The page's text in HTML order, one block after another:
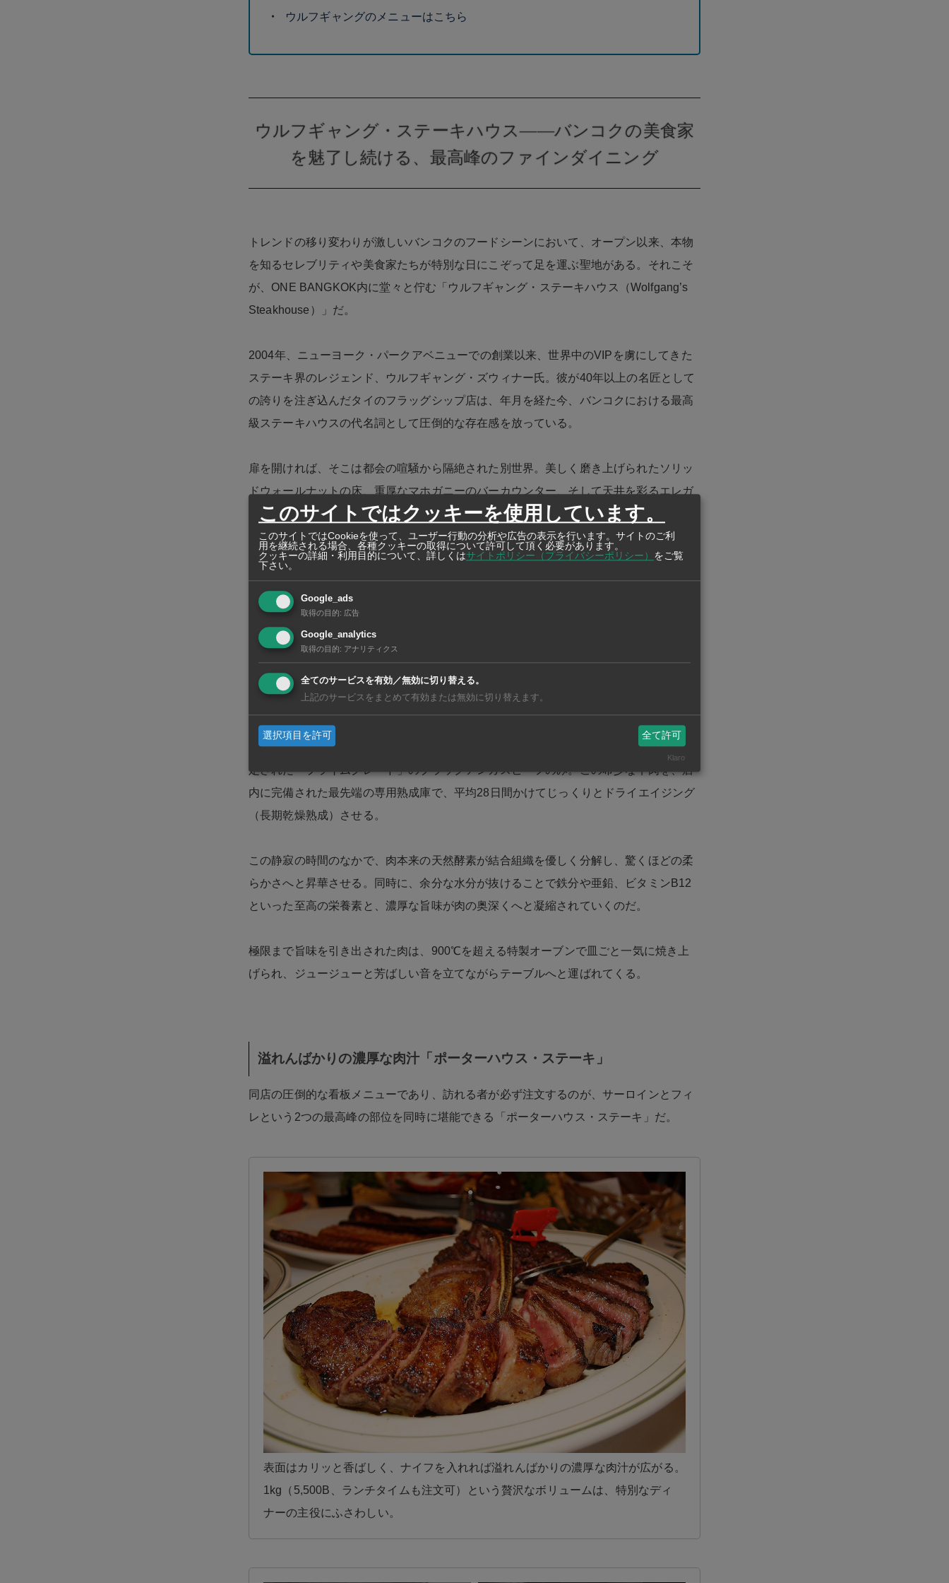
ウルフギャングのメニューはこちら
ウルフギャング・ステーキハウス——バンコクの美食家
を魅了し続ける、最高峰のファインダイニング
トレンドの移り変わりが激しいバンコクのフードシーンにおいて、オープン以来、本物
を知るセレブリティや美食家たちが特別な日にこぞって足を運ぶ聖地がある。それこそ
が、ONE BANGKOK内に堂々と佇む「ウルフギャング・ステーキハウス（Wolfgang’s
Steakhouse）」だ。
2004年、ニューヨーク・パークアベニューでの創業以来、世界中のVIPを虜にしてきた
ステーキ界のレジェンド、ウルフギャング・ズウィナー氏。彼が40年以上の名匠として
の誇りを注ぎ込んだタイのフラッグシップ店は、年月を経た今、バンコクにおける最高
級ステーキハウスの代名詞として圧倒的な存在感を放っている。
扉を開ければ、そこは都会の喧騒から隔絶された別世界。美しく磨き上げられたソリッ
ドウォールナットの床、重厚なマホガニーのバーカウンター、そして天井を彩るエレガ
ントな意匠と温かみのあるシャンデリア。クラシックなニューヨークの気品と、細細と
した一流のホスピタリティが、特別な夜の始まりを優雅に演出してくれる。
ドライエイジングが育む、最上級品質認定の「極上熟成肉」
ウルフギャングが提供するステーキが、なぜこれほどまでに人々を惹きつけてやまない
のか。その理由は、妥協を一切許さない「品質・熟成・焼き」への徹底したこだわりに
使用されるのは、アメリカ農務省（USDA）の厳格な格付けにおいて、最上級品質と認
定された「プライムグレード」のブラックアンガスビーフのみ。この希少な牛肉を、店
内に完備された最先端の専用熟成庫で、平均28日間かけてじっくりとドライエイジング
（長期乾燥熟成）させる。
この静寂の時間のなかで、肉本来の天然酵素が結合組織を優しく分解し、驚くほどの柔
らかさへと昇華させる。同時に、余分な水分が抜けることで鉄分や亜鉛、ビタミンB12
といった至高の栄養素と、濃厚な旨味が肉の奥深くへと凝縮されていくのだ。
極限まで旨味を引き出された肉は、900℃を超える特製オーブンで皿ごと一気に焼き上
げられ、ジュージューと芳ばしい音を立てながらテーブルへと運ばれてくる。
溢れんばかりの濃厚な肉汁「ポーターハウス・ステーキ」
同店の圧倒的な看板メニューであり、訪れる者が必ず注文するのが、サーロインとフィ
レという2つの最高峰の部位を同時に堪能できる「ポーターハウス・ステーキ」だ。
表面はカリッと香ばしく、ナイフを入れれば溢れんばかりの濃厚な肉汁が広がる。
1kg（5,500B、ランチタイムも注文可）という贅沢なボリュームは、特別なディ
ナーの主役にふさわしい。
このサイトではクッキーを使用しています。
このサイトではCookieを使って、ユーザー行動の分析や広告の表示を行います。サイトのご利
用を継続される場合、各種クッキーの取得について許可して頂く必要があります。
クッキーの詳細・利用目的について、詳しくはサイトポリシー（プライバシーポリシー） をご覧
下さい。
Google_ads
取得の目的: 広告
Google_analytics
取得の目的: アナリティクス
全てのサービスを有効／無効に切り替える。
上記のサービスをまとめて有効または無効に切り替えます。
選択項目を許可 全て許可
Klaro